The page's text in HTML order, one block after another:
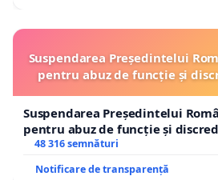
Suspendarea Președintelui
pentru abuz de funcție și
Suspendarea Președintelui
pentru abuz de funcție și
48 316 semnături
Notificare de transparență